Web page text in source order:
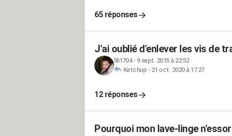
65 réponses
J'ai oublié d'enlever les vis de
lili1704- 9 sept. 2015 à 22:52
Ketchup - 21 oct. 2020 à 17:27
12 réponses
Pourquoi mon lave-linge